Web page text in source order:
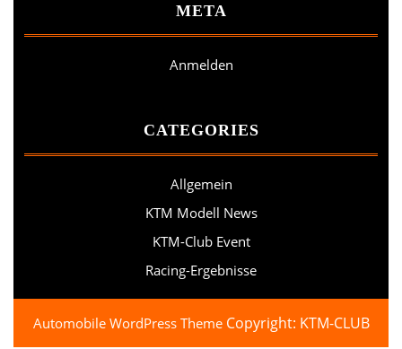
META
Anmelden
CATEGORIES
Allgemein
KTM Modell News
KTM-Club Event
Racing-Ergebnisse
Automobile WordPress ThemeCopyright: KTM-CLUB